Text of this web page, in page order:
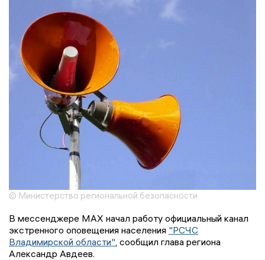
© Министерство региональной безопасности
В мессенджере MAX начал работу официальный канал
экстренного оповещения населения "РСЧС
Владимирской области" , сообщил глава региона
Александр Авдеев.